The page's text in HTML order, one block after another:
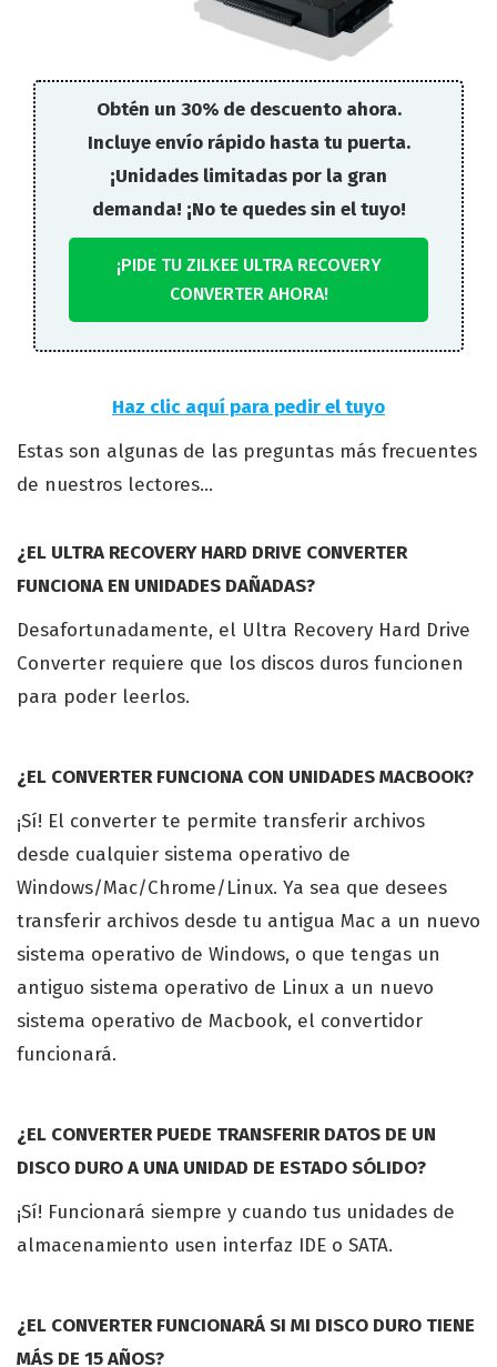
Obtén un 30% de descuento ahora.
Incluye envío rápido hasta tu puerta.
¡Unidades limitadas por la gran
demanda! ¡No te quedes sin el tuyo!
¡PIDE TU ZILKEE ULTRA RECOVERY
CONVERTER AHORA!
Haz clic aquí para pedir el tuyo
Estas son algunas de las preguntas más frecuentes
de nuestros lectores...
¿EL ULTRA RECOVERY HARD DRIVE CONVERTER
FUNCIONA EN UNIDADES DAÑADAS?
Desafortunadamente, el Ultra Recovery Hard Drive
Converter requiere que los discos duros funcionen
para poder leerlos.
¿EL CONVERTER FUNCIONA CON UNIDADES MACBOOK?
¡Sí! El converter te permite transferir archivos
desde cualquier sistema operativo de
Windows/Mac/Chrome/Linux. Ya sea que desees
transferir archivos desde tu antigua Mac a un nuevo
sistema operativo de Windows, o que tengas un
antiguo sistema operativo de Linux a un nuevo
sistema operativo de Macbook, el convertidor
funcionará.
¿EL CONVERTER PUEDE TRANSFERIR DATOS DE UN
DISCO DURO A UNA UNIDAD DE ESTADO SÓLIDO?
¡Sí! Funcionará siempre y cuando tus unidades de
almacenamiento usen interfaz IDE o SATA.
¿EL CONVERTER FUNCIONARÁ SI MI DISCO DURO TIENE
MÁS DE 15 AÑOS?